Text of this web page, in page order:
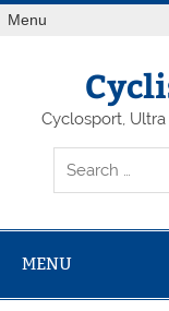
Menu
Cyclosport,
MENU